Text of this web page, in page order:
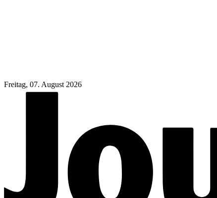
Freitag, 07. August 2026